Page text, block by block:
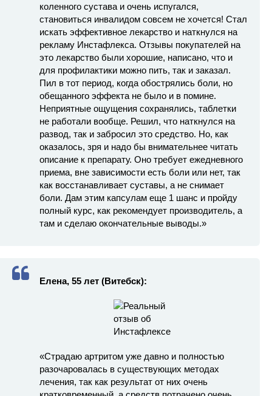
коленного сустава и очень испугался,
становиться инвалидом совсем не хочется! Стал
искать эффективное лекарство и наткнулся на
рекламу Инстафлекса. Отзывы покупателей на
это лекарство были хорошие, написано, что и
для профилактики можно пить, так и заказал.
Пил в тот период, когда обострялись боли, но
обещанного эффекта не было и в помине.
Неприятные ощущения сохранялись, таблетки
не работали вообще. Решил, что наткнулся на
развод, так и забросил это средство. Но, как
оказалось, зря и надо бы внимательнее читать
описание к препарату. Оно требует ежедневного
приема, вне зависимости есть боли или нет, так
как восстанавливает суставы, а не снимает
боли. Дам этим капсулам еще 1 шанс и пройду
полный курс, как рекомендует производитель, а
там и сделаю окончательные выводы.»
Елена, 55 лет (Витебск):
«Страдаю артритом уже давно и полностью
разочаровалась в существующих методах
лечения, так как результат от них очень